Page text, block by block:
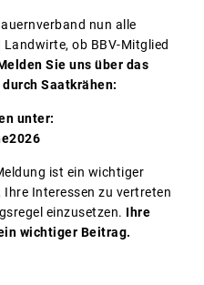
nun alle
ob BBV-Mitglied
Sie uns über das
Saatkrähen:
unter:
ist ein wichtiger
Ihre Interessen zu vertreten
einzusetzen. Ihre
wichtiger Beitrag.